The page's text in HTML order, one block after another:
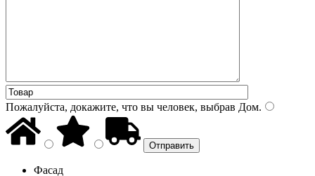
Пожалуйста, докажите, что вы человек, выбрав Дом.
Фасад